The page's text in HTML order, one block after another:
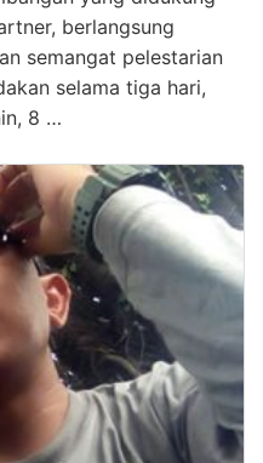
berlangsung
semangat pelestarian
selama tiga hari,
8 …